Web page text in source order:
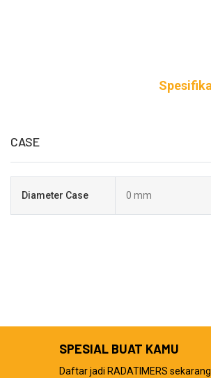
CASE
Diameter Case 0 mm
SPESIAL BUAT KAMU
Daftar jadi RADATIMERS